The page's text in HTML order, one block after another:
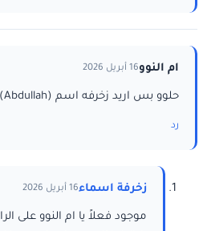
ام النوو16 أبريل 2026
حلوو بس اريد زخرفه اسم (Abdullah) احلى بعد
رد
زخرفة اسماء16 أبريل 2026
موجود فعلاً يا ام النوو على